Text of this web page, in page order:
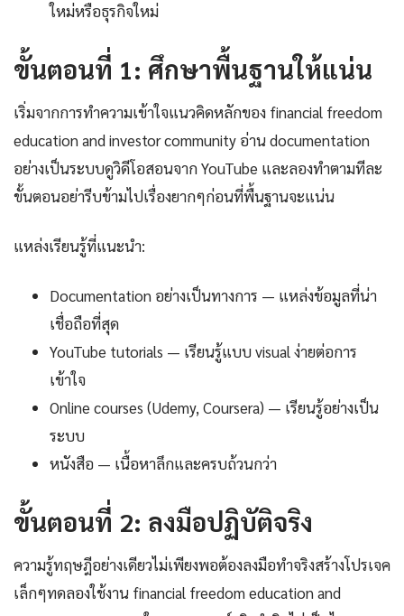
ใหม่หรือธุรกิจใหม่
ขั้นตอนที่ 1: ศึกษาพื้นฐานให้แน่น
เริ่มจากการทำความเข้าใจแนวคิดหลักของ financial freedom
education and investor community อ่าน documentation
อย่างเป็นระบบดูวิดีโอสอนจาก YouTube และลองทำตามทีละ
ขั้นตอนอย่ารีบข้ามไปเรื่องยากๆก่อนที่พื้นฐานจะแน่น
แหล่งเรียนรู้ที่แนะนำ:
Documentation อย่างเป็นทางการ — แหล่งข้อมูลที่น่า
เชื่อถือที่สุด
YouTube tutorials — เรียนรู้แบบ visual ง่ายต่อการ
เข้าใจ
Online courses (Udemy, Coursera) — เรียนรู้อย่างเป็น
ระบบ
หนังสือ — เนื้อหาลึกและครบถ้วนกว่า
ขั้นตอนที่ 2: ลงมือปฏิบัติจริง
ความรู้ทฤษฎีอย่างเดียวไม่เพียงพอต้องลงมือทำจริงสร้างโปรเจค
เล็กๆทดลองใช้งาน financial freedom education and